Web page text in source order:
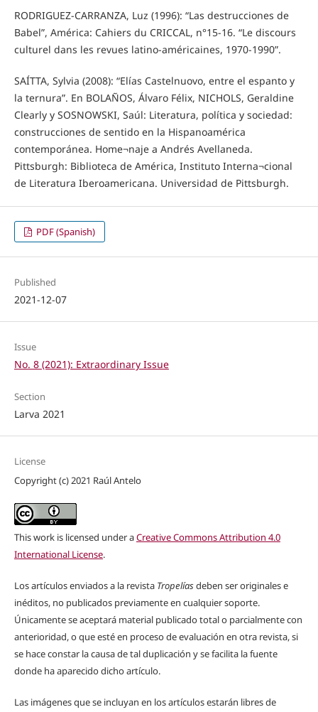
RODRIGUEZ-CARRANZA, Luz (1996): “Las destrucciones de
Babel”, América: Cahiers du CRICCAL, n°15-16. “Le discours
culturel dans les revues latino-américaines, 1970-1990”.
SAÍTTA, Sylvia (2008): “Elías Castelnuovo, entre el espanto y
la ternura”. En BOLAÑOS, Álvaro Félix, NICHOLS, Geraldine
Clearly y SOSNOWSKI, Saúl: Literatura, política y sociedad:
construcciones de sentido en la Hispanoamérica
contemporánea. Home¬naje a Andrés Avellaneda.
Pittsburgh: Biblioteca de América, Instituto Interna¬cional
de Literatura Iberoamericana. Universidad de Pittsburgh.
PDF (Spanish)
Published
2021-12-07
Issue
No. 8 (2021): Extraordinary Issue
Section
Larva 2021
License
Copyright (c) 2021 Raúl Antelo
This work is licensed under aCreative Commons Attribution 4.0
International License.
Los artículos enviados a la revista Tropelíasdeben ser originales e
inéditos, no publicados previamente en cualquier soporte.
Únicamente se aceptará material publicado total o parcialmente con
anterioridad, o que esté en proceso de evaluación en otra revista, si
se hace constar la causa de tal duplicación y se facilita la fuente
donde ha aparecido dicho artículo.
Las imágenes que se incluyan en los artículos estarán libres de